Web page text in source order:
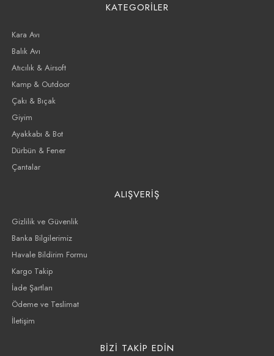
KATEGORİLER
Kara Avı
Balık Avı
Atıcılık & Airsoft
Kamp & Outdoor
Çakı & Bıçak
Giyim
Ayakkabı & Bot
Dürbün & Fener
Çantalar
ALIŞVERİŞ
Gizlilik ve Güvenlik
Banka Bilgilerimiz
Havale Bildirim Formu
Kargo Takip
İade Şartları
Ödeme ve Teslimat
İletişim
BİZİ TAKİP EDİN